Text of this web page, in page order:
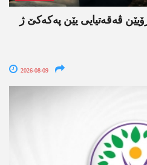
ڤەقەتیایی یێن پەکەکێ ژ
2026-08-09